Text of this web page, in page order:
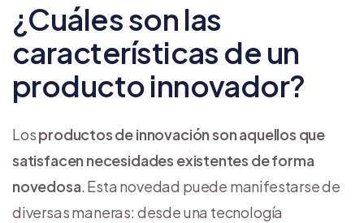
¿Cuáles son las
características de un
producto innovador?
Losproductos de innovación son aquellos que
satisfacen necesidades existentes de forma
novedosa. Esta novedad puede manifestarse de
diversas maneras: desde una tecnología